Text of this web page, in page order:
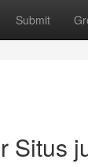
Submit
Situs